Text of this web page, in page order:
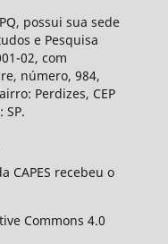
possui sua sede
e Pesquisa
02, com
número, 984,
Perdizes, CEP
SP.
CAPES recebeu o
Commons 4.0